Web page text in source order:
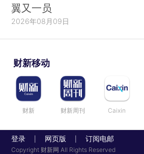
翼又一员
2026年08月09日
财新移动
财新 财新周刊 Caixin
登录 网页版 订阅电邮
Copyright 财新网 All Rights Reserved